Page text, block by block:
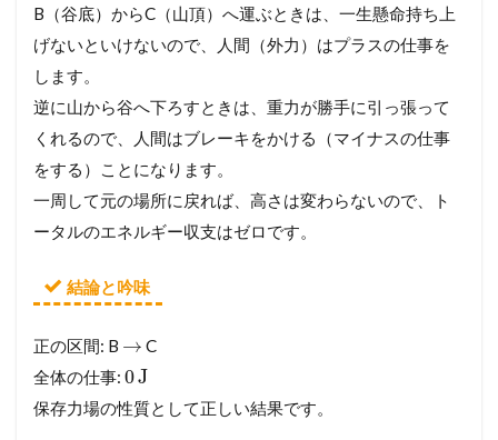
B（谷底）からC（山頂）へ運ぶときは、一生懸命持ち上
げないといけないので、人間（外力）はプラスの仕事を
します。
逆に山から谷へ下ろすときは、重力が勝手に引っ張って
くれるので、人間はブレーキをかける（マイナスの仕事
をする）ことになります。
一周して元の場所に戻れば、高さは変わらないので、ト
ータルのエネルギー収支はゼロです。
結論と吟味
正の区間: B → C
全体の仕事: 0J
保存力場の性質として正しい結果です。